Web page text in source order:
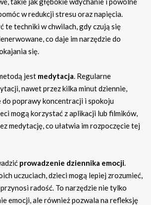
w redukcji stresu oraz napięcia.
te techniki w chwilach, gdy czują się
co daje im narzędzie do
się.
jest medytacja. Regularne
nawet przez kilka minut dziennie,
do poprawy koncentracji i spokoju
mogą korzystać z aplikacji lub filmików,
medytację, co ułatwia im rozpoczęcie tej
prowadzenie dziennika emocji.
uczuciach, dzieci mogą lepiej zrozumieć,
radość. To narzędzie nie tylko
emocji, ale również pozwala na refleksję